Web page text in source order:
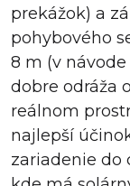
prekážok) a
pohybového
8 m (v
dobre odráža
reálnom
najlepší
zariadenie do